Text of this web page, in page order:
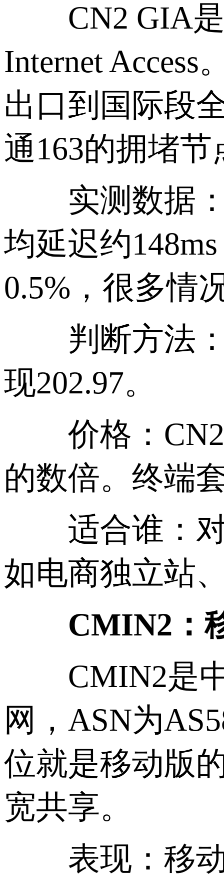
CN2 GIA是
Internet
出口到国际段
通163的拥堵节
实测数据：
均延迟约
0.5%，很多情
判断方法：
现202.97。
价格：CN2
的数倍。终端
适合谁：对
如电商独立站
CMIN2：移
CMIN2是中
网，ASN为
位就是移动版
宽共享。
表现：移动